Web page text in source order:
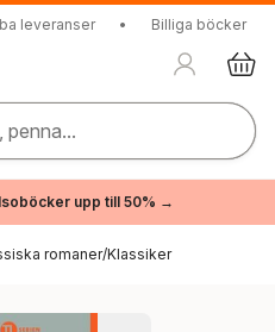
leveranser • Billiga böcker
penna...
upp till 50% →
romaner/Klassiker